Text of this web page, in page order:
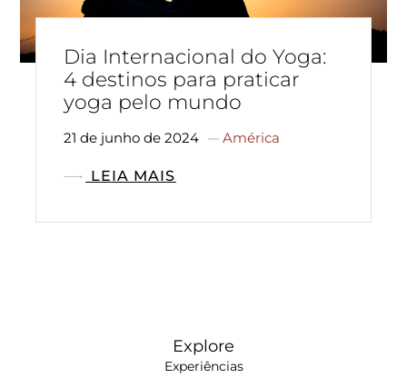
Dia Internacional do Yoga:
4 destinos para praticar
yoga pelo mundo
21 de junho de 2024 América
LEIA MAIS
Explore
Experiências